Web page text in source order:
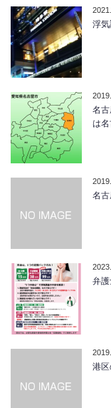
浮
名
は名
名
弁
港